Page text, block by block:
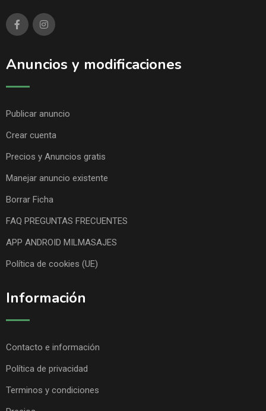
Anuncios y modificaciones
Publicar anuncio
Crear cuenta
Precios y Anuncios gratis
Manejar anuncio existente
Borrar Ficha
FAQ PREGUNTAS FRECUENTES
APP ANDROID MILMASAJES
Política de cookies (UE)
Información
Contacto e información
Política de privacidad
Terminos y condiciones